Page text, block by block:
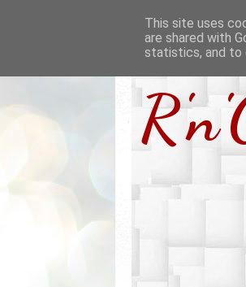
This site uses
are shared with
statistics, and to